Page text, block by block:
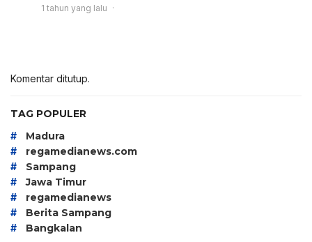
1 tahun yang lalu
Komentar ditutup.
TAG POPULER
# Madura
# regamedianews.com
# Sampang
# Jawa Timur
# regamedianews
# Berita Sampang
#
Bangkalan